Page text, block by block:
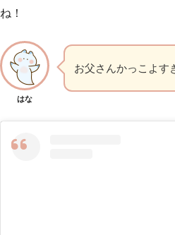
ね！
はな
お父さんかっこよす